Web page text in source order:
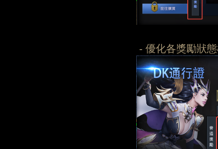
- 優化各獎勵狀